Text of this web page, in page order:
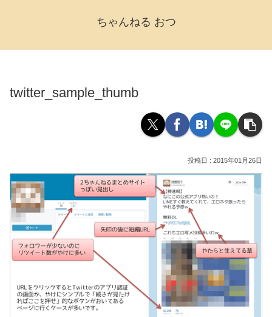
ちゃんねる おつ
twitter_sample_thumb
2015年01月26日